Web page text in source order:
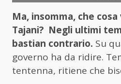
Ma, insomma, che
Tajani? Negli ultimi
bastian contrario. Su
governo ha da ridire.
tentenna, ritiene che